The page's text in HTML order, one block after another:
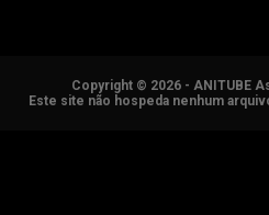
Copyright © 2026 - ANITUBE
Este site não hospeda nenhum